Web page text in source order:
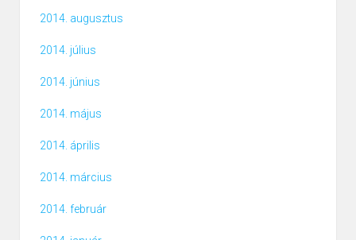
2014. augusztus
2014. július
2014. június
2014. május
2014. április
2014. március
2014. február